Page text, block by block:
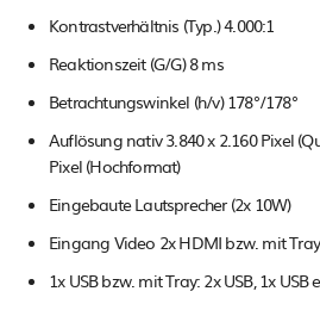
Kontrastverhältnis (Typ.) 4.000:1
Reaktionszeit (G/G) 8 ms
Betrachtungswinkel (h/v) 178°/178°
Auflösung nativ 3.840 x 2.160 Pixel
Pixel (Hochformat)
Eingebaute Lautsprecher (2x 10W)
Eingang Video 2x HDMI bzw. mit
1x USB bzw. mit Tray: 2x USB, 1x USB